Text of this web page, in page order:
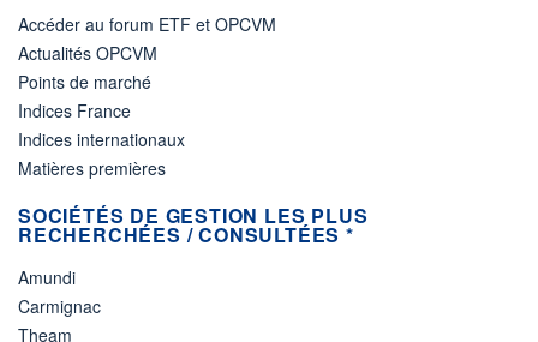
Accéder au forum ETF et OPCVM
Actualités OPCVM
Points de marché
Indices France
Indices internationaux
Matières premières
SOCIÉTÉS DE GESTION LES PLUS
RECHERCHÉES / CONSULTÉES *
Amundi
Carmignac
Theam